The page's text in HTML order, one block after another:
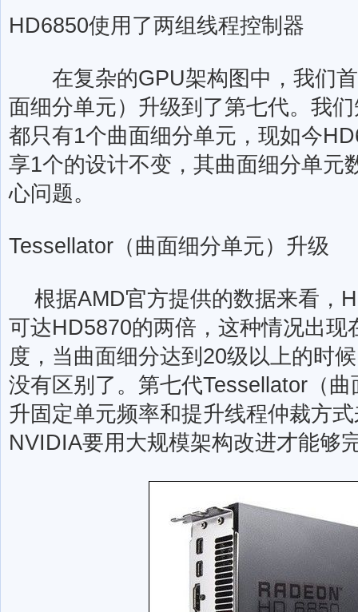
HD6850使用了两组线程控制器
在复杂的GPU架构图中，我们首
面细分单元）升级到了第七代。我
都只有1个曲面细分单元，现如今
享1个的设计不变，其曲面细分单元
心问题。
Tessellator（曲面细分单元）升级
根据AMD官方提供的数据来看，
可达HD5870的两倍，这种情况出现
度，当曲面细分达到20级以上的时
没有区别了。第七代Tessellator（
升固定单元频率和提升线程仲裁方
NVIDIA要用大规模架构改进才能够